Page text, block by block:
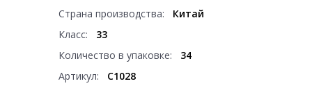
Страна производства:
Китай
Класс:
33
Количество в упаковке:
34
Артикул:
C1028